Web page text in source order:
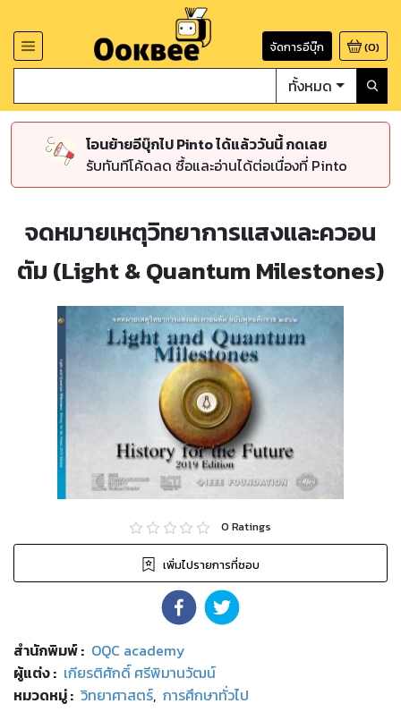
จัดการอีบุ๊ก (0)
ทั้งหมด
โอนย้ายอีบุ๊กไป Pinto ได้แล้ววันนี้ กดเลย
รับทันทีโค้ดลด ซื้อและอ่านได้ต่อเนื่องที่ Pinto
จดหมายเหตุวิทยาการแสงและควอน
ตัม (Light & Quantum Milestones)
0 Ratings
เพิ่มไปรายการที่ชอบ
สำนักพิมพ์: OQC academy
ผู้แต่ง : เกียรติศักดิ์ ศรีพิมานวัฒน์
หมวดหมู่: วิทยาศาสตร์, การศึกษาทั่วไป